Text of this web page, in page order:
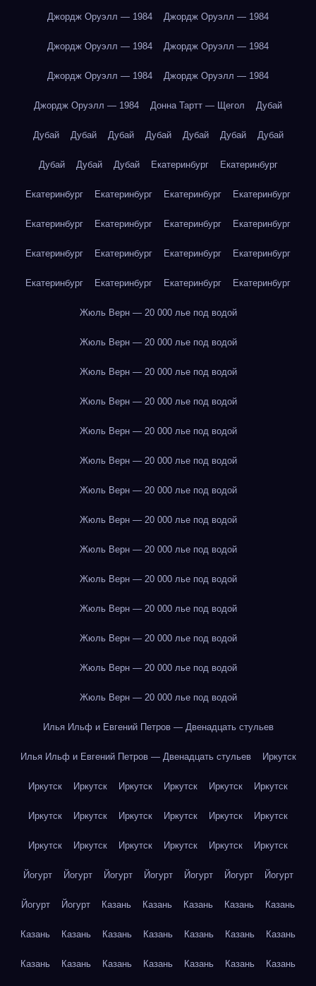
Джордж Оруэлл — 1984 Джордж Оруэлл — 1984
Джордж Оруэлл — 1984 Джордж Оруэлл — 1984
Джордж Оруэлл — 1984 Джордж Оруэлл — 1984
Джордж Оруэлл — 1984 Донна Тартт — Щегол Дубай
Дубай Дубай Дубай Дубай Дубай Дубай Дубай
Дубай Дубай Дубай Екатеринбург Екатеринбург
Екатеринбург Екатеринбург Екатеринбург Екатеринбург
Екатеринбург Екатеринбург Екатеринбург Екатеринбург
Екатеринбург Екатеринбург Екатеринбург Екатеринбург
Екатеринбург Екатеринбург Екатеринбург Екатеринбург
Жюль Верн — 20 000 лье под водой
Жюль Верн — 20 000 лье под водой
Жюль Верн — 20 000 лье под водой
Жюль Верн — 20 000 лье под водой
Жюль Верн — 20 000 лье под водой
Жюль Верн — 20 000 лье под водой
Жюль Верн — 20 000 лье под водой
Жюль Верн — 20 000 лье под водой
Жюль Верн — 20 000 лье под водой
Жюль Верн — 20 000 лье под водой
Жюль Верн — 20 000 лье под водой
Жюль Верн — 20 000 лье под водой
Жюль Верн — 20 000 лье под водой
Жюль Верн — 20 000 лье под водой
Илья Ильф и Евгений Петров — Двенадцать стульев
Илья Ильф и Евгений Петров — Двенадцать стульев Иркутск
Иркутск Иркутск Иркутск Иркутск Иркутск Иркутск
Иркутск Иркутск Иркутск Иркутск Иркутск Иркутск
Иркутск Иркутск Иркутск Иркутск Иркутск Иркутск
Йогурт Йогурт Йогурт Йогурт Йогурт Йогурт Йогурт
Йогурт Йогурт Казань Казань Казань Казань Казань
Казань Казань Казань Казань Казань Казань Казань
Казань Казань Казань Казань Казань Казань Казань